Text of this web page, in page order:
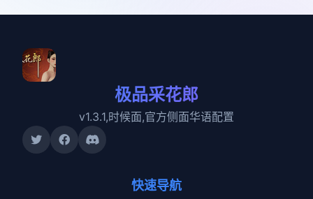
极品采花郎
v1.3.1,时候面,官方侧面华语配置
快速导航